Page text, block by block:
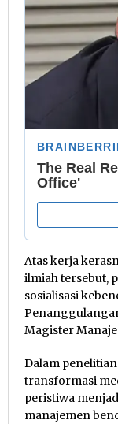
Atas kerja
ilmiah tersebut,
sosialisasi
Magister
Dalam
transformasi
peristiwa
manajemen